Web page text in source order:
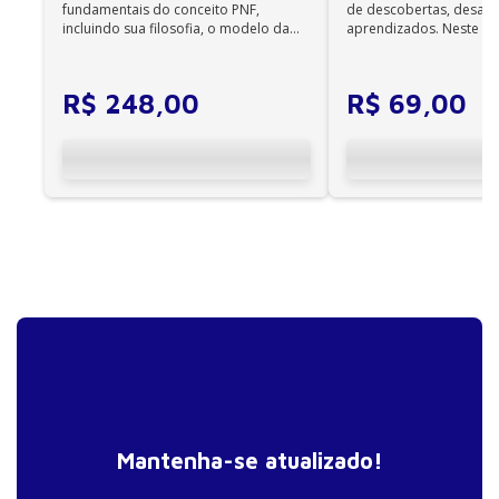
Fotos, filmagens e trilhas sonoras
Nossos presentes de casamento
A noiva e o noivo
O grande dia
fundamentais do conceito PNF,
incluindo sua filosofia, o modelo da
R$ 248,00
de descobertas,
aprendizados. Neste
R$ 69,00
Mantenha-se atualizado!